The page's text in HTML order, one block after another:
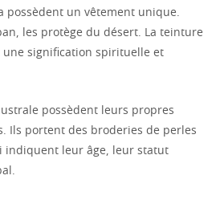
possèdent un vêtement unique.
les protège du désert. La teinture
une signification spirituelle et
possèdent leurs propres
Ils portent des broderies de perles
indiquent leur âge, leur statut